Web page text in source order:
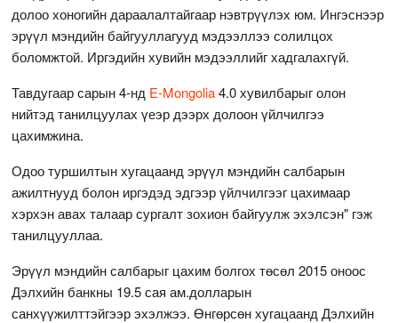
долоо хоногийн дараалалтайгаар нэвтрүүлэх юм. Ингэснээр
эрүүл мэндийн байгууллагууд мэдээллээ солилцох
боломжтой. Иргэдийн хувийн мэдээллийг хадгалахгүй.
Тавдугаар сарын 4-нд E-Mongolia4.0 хувилбарыг олон
нийтэд танилцуулах үеэр дээрх долоон үйлчилгээ
цахимжина.
Одоо туршилтын хугацаанд эрүүл мэндийн салбарын
ажилтнууд болон иргэдэд эдгээр үйлчилгээг цахимаар
хэрхэн авах талаар сургалт зохион байгуулж эхэлсэн" гэж
танилцууллаа.
Эрүүл мэндийн салбарыг цахим болгох төсөл 2015 оноос
Дэлхийн банкны 19.5 сая ам.долларын
санхүүжилттэйгээр эхэлжээ. Өнгөрсөн хугацаанд Дэлхийн